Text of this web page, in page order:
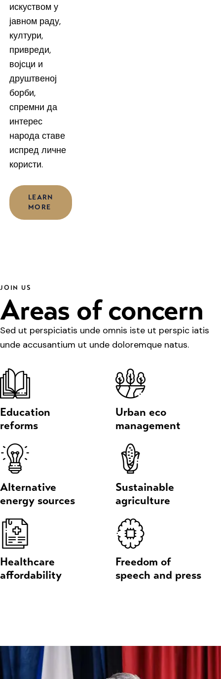
искуством у
јавном раду,
култури,
привреди,
војсци и
друштвеној
борби,
спремни да
интерес
народа ставе
испред личне
користи.
LEARN
MORE
JOIN US
Areas of concern
Sed ut perspiciatis unde omnis iste ut perspic iatis
unde accusantium ut unde doloremque natus.
Education
reforms
Urban eco
management
Alternative
energy sources
Sustainable
agriculture
Healthcare
affordability
Freedom of
speech and press